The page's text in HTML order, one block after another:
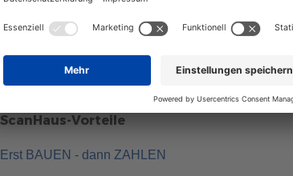
ScanHaus-Vorteile
Erst BAUEN - dann ZAHLEN